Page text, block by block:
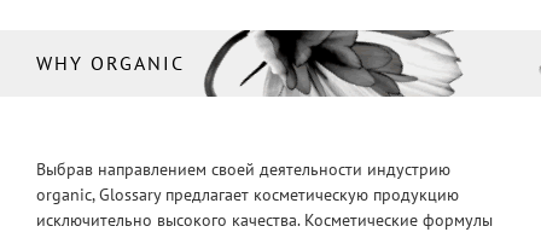
WHY ORGANIC
Выбрав направлением своей деятельности индустрию
organic, Glossary предлагает косметическую продукцию
исключительно высокого качества. Косметические формулы